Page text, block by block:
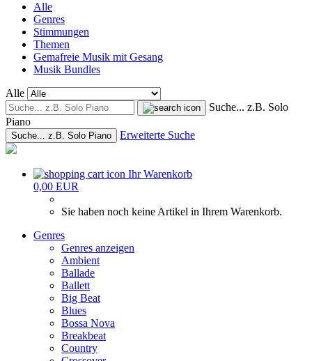
Alle
Genres
Stimmungen
Themen
Gemafreie Musik mit Gesang
Musik Bundles
Alle
Suche... z.B. Solo
Piano
Suche... z.B. Solo Piano Erweiterte Suche
Ihr Warenkorb
0,00 EUR
Sie haben noch keine Artikel in Ihrem Warenkorb.
Genres
Genres anzeigen
Ambient
Ballade
Ballett
Big Beat
Blues
Bossa Nova
Breakbeat
Country